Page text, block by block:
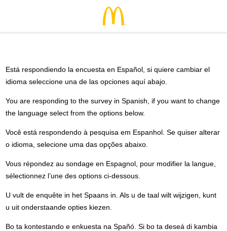
Está respondiendo la encuesta en Español, si quiere cambiar el
idioma seleccione una de las opciones aquí abajo.
You are responding to the survey in Spanish, if you want to change
the language select from the options below.
Você está respondendo à pesquisa em Espanhol. Se quiser alterar
o idioma, selecione uma das opções abaixo.
Vous répondez au sondage en Espagnol, pour modifier la langue,
sélectionnez l’une des options ci-dessous.
U vult de enquête in het Spaans in. Als u de taal wilt wijzigen, kunt
u uit onderstaande opties kiezen.
Bo ta kontestando e enkuesta na Spañó. Si bo ta deseá di kambia